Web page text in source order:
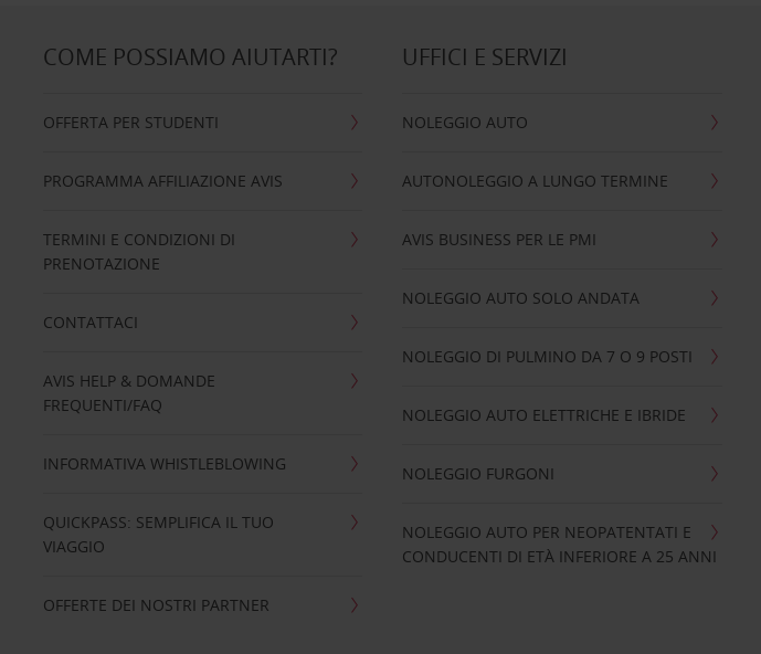
COME POSSIAMO AIUTARTI?
OFFERTA PER STUDENTI
PROGRAMMA AFFILIAZIONE AVIS
TERMINI E CONDIZIONI DI
PRENOTAZIONE
CONTATTACI
AVIS HELP & DOMANDE
FREQUENTI/FAQ
INFORMATIVA WHISTLEBLOWING
QUICKPASS: SEMPLIFICA IL TUO
VIAGGIO
OFFERTE DEI NOSTRI PARTNER
UFFICI E SERVIZI
NOLEGGIO AUTO
AUTONOLEGGIO A LUNGO TERMINE
AVIS BUSINESS PER LE PMI
NOLEGGIO AUTO SOLO ANDATA
NOLEGGIO DI PULMINO DA 7 O 9 POSTI
NOLEGGIO AUTO ELETTRICHE E IBRIDE
NOLEGGIO FURGONI
NOLEGGIO AUTO PER NEOPATENTATI E
CONDUCENTI DI ETÀ INFERIORE A 25 ANNI